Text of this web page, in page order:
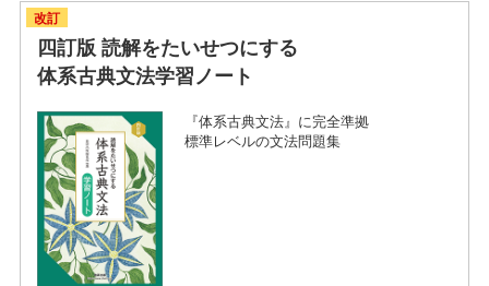
改訂
四訂版 読解をたいせつにする
体系古典文法学習ノート
『体系古典文法』に完全準拠
標準レベルの文法問題集